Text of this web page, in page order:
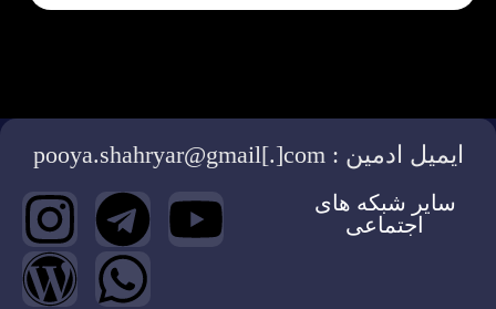
ایمیل ادمین : pooya.shahryar@gmail[.]com
سایر شبکه های
اجتماعی